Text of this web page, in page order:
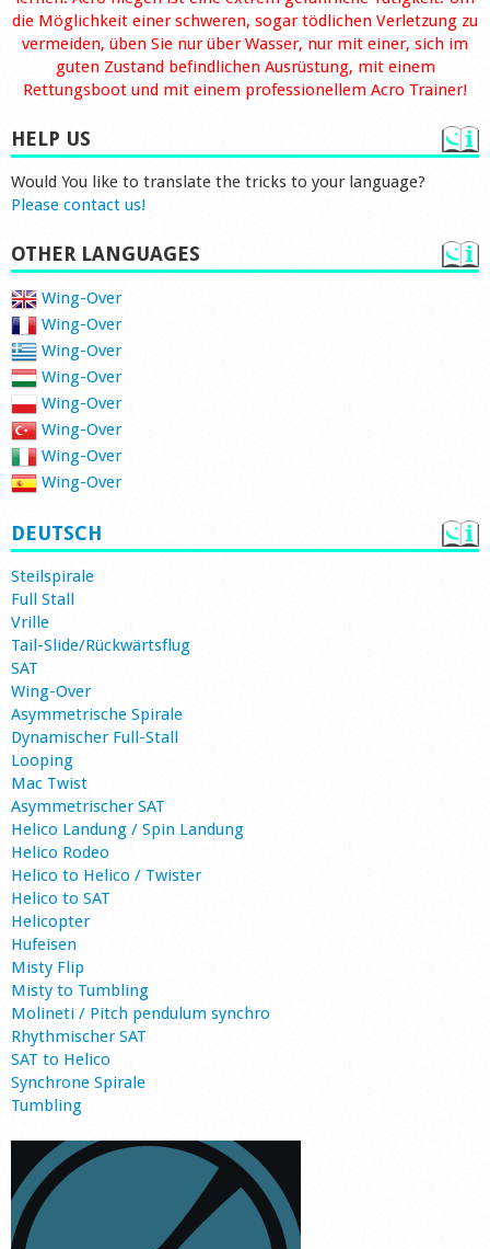
die Möglichkeit einer schweren, sogar tödlichen Verletzung zu
vermeiden, üben Sie nur über Wasser, nur mit einer, sich im
guten Zustand befindlichen Ausrüstung, mit einem
Rettungsboot und mit einem professionellem Acro Trainer!
HELP US
Would You like to translate the tricks to your language?
Please contact us!
OTHER LANGUAGES
Wing-Over
Wing-Over
Wing-Over
Wing-Over
Wing-Over
Wing-Over
Wing-Over
Wing-Over
DEUTSCH
Steilspirale
Full Stall
Vrille
Tail-Slide/Rückwärtsflug
SAT
Wing-Over
Asymmetrische Spirale
Dynamischer Full-Stall
Looping
Mac Twist
Asymmetrischer SAT
Helico Landung / Spin Landung
Helico Rodeo
Helico to Helico / Twister
Helico to SAT
Helicopter
Hufeisen
Misty Flip
Misty to Tumbling
Molineti / Pitch pendulum synchro
Rhythmischer SAT
SAT to Helico
Synchrone Spirale
Tumbling